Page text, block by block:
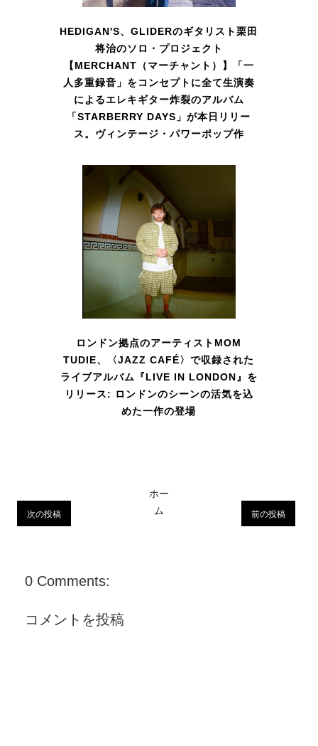
HEDIGAN'S、GLIDERのギタリスト栗田
将治のソロ・プロジェクト
【MERCHANT（マーチャント）】「一
人多重録音」をコンセプトに全て生演奏
によるエレキギター炸裂のアルバム
「STARBERRY DAYS」が本日リリー
ス。ヴィンテージ・パワーポップ作
ロンドン拠点のアーティストMOM
TUDIE、〈JAZZ CAFÉ〉で収録された
ライブアルバム『LIVE IN LONDON』を
リリース: ロンドンのシーンの活気を込
めた一作の登場
次の投稿 前の投稿
ホー
ム
0 Comments:
コメントを投稿